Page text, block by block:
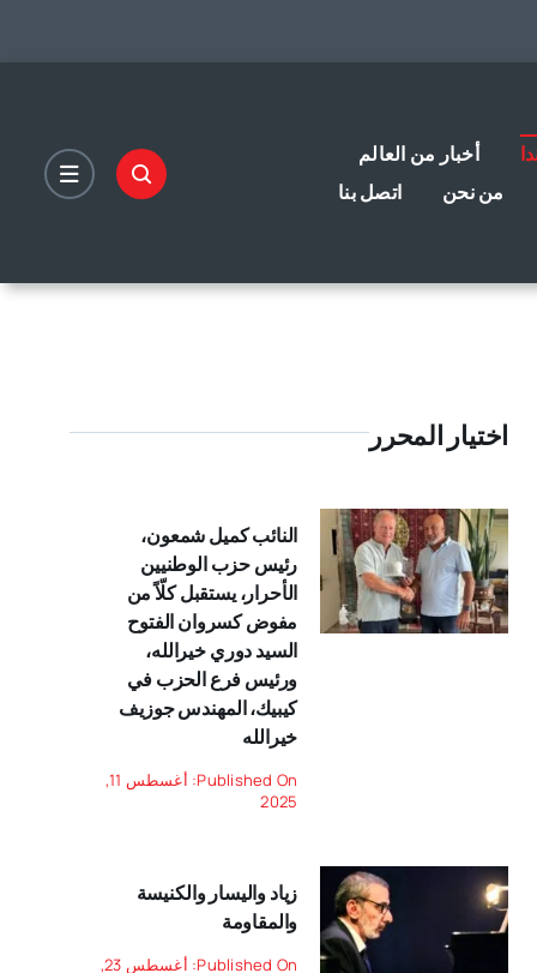
أخبار من العالم
من نحن اتصل بنا
اختيار المحرر
النائب كميل شمعون،
رئيس حزب الوطنيين
الأحرار، يستقبل كلّاً من
مفوض كسروان الفتوح
السيد دوري خيرالله،
ورئيس فرع الحزب في
كيبيك، المهندس جوزيف
خيرالله
Published On: أغسطس 11,
2025
زياد واليسار والكنيسة
والمقاومة
Published On: أغسطس 23,